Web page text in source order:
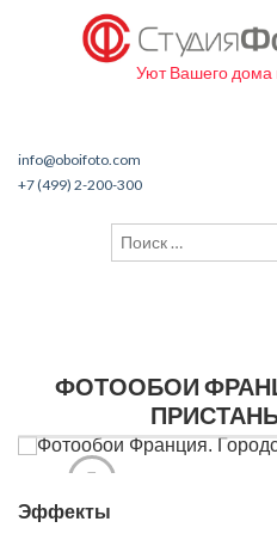
Уют Вашего дома
info@oboifoto.com
+7 (499) 2-200-300
ФОТООБОИ
ПРИСТАНЬ
Эффекты